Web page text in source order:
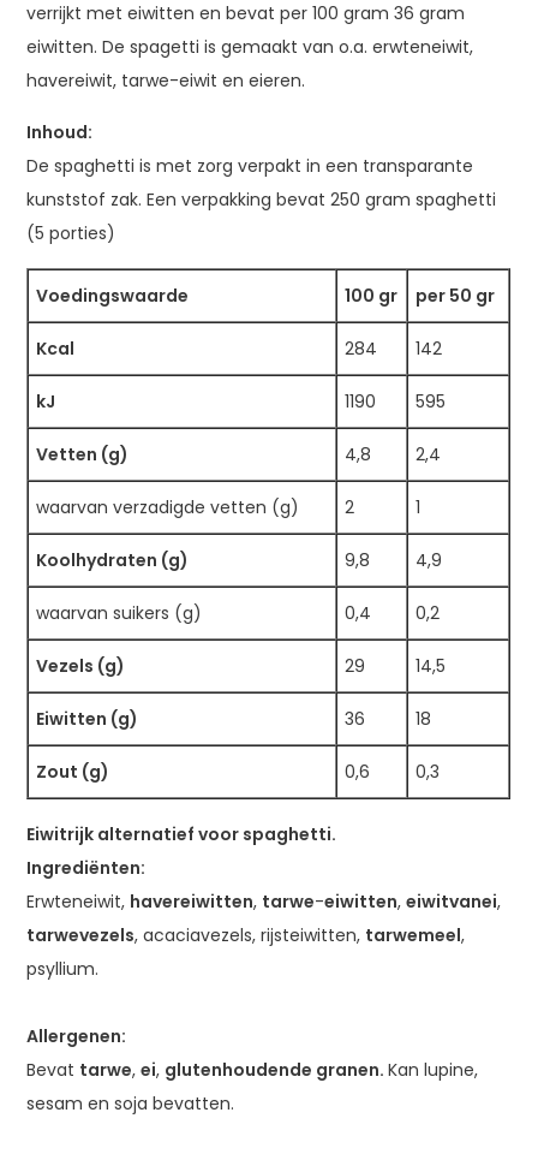
verrijkt met eiwitten en bevat per 100 gram 36 gram
eiwitten. De spagetti is gemaakt van o.a. erwteneiwit,
havereiwit, tarwe-eiwit en eieren.
Inhoud:
De spaghetti is met zorg verpakt in een transparante
kunststof zak. Een verpakking bevat 250 gram spaghetti
(5 porties)
Voedingswaarde 100 gr per 50 gr
Kcal 284 142
kJ 1190 595
Vetten (g) 4,8 2,4
waarvan verzadigde vetten (g) 2 1
Koolhydraten (g) 9,8 4,9
waarvan suikers (g) 0,4 0,2
Vezels (g) 29 14,5
Eiwitten (g) 36 18
Zout (g) 0,6 0,3
Eiwitrijk alternatief voor spaghetti.
Ingrediënten:
Erwteneiwit, havereiwitten, tarwe-eiwitten,eiwitvanei,
tarwevezels, acaciavezels, rijsteiwitten, tarwemeel,
psyllium.
Allergenen:
Bevat tarwe,ei, glutenhoudende granen.Kan lupine,
sesam en soja bevatten.